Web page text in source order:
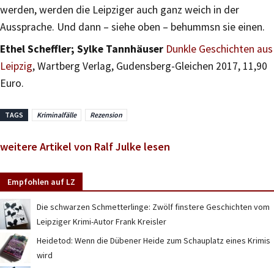
werden, werden die Leipziger auch ganz weich in der
Aussprache. Und dann – siehe oben – behummsn sie einen.
Ethel Scheffler; Sylke Tannhäuser Dunkle Geschichten aus
Leipzig, Wartberg Verlag, Gudensberg-Gleichen 2017, 11,90
Euro.
TAGS Kriminalfälle Rezension
weitere Artikel von Ralf Julke lesen
Empfohlen auf LZ
Die schwarzen Schmetterlinge: Zwölf finstere Geschichten vom
Leipziger Krimi-Autor Frank Kreisler
Heidetod: Wenn die Dübener Heide zum Schauplatz eines Krimis
wird